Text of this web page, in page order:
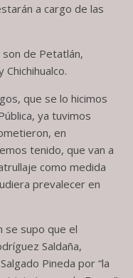
a cargo de las
son de Petatlán,
Chichihualco.
que se lo hicimos
ya tuvimos
en
tenido, que van a
como medida
prevalecer en
se supo que el
Saldaña,
Pineda por “la